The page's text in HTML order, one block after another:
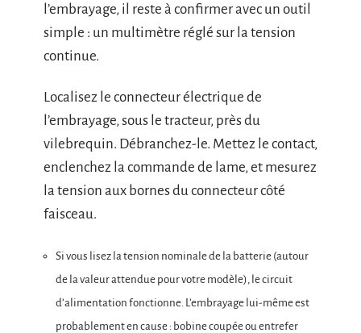
l’embrayage, il reste à confirmer avec un outil
simple : un multimètre réglé sur la tension
continue.
Localisez le connecteur électrique de
l’embrayage, sous le tracteur, près du
vilebrequin. Débranchez-le. Mettez le contact,
enclenchez la commande de lame, et mesurez
la tension aux bornes du connecteur côté
faisceau.
Si vous lisez la tension nominale de la batterie (autour
de la valeur attendue pour votre modèle), le circuit
d’alimentation fonctionne. L’embrayage lui-même est
probablement en cause : bobine coupée ou entrefer